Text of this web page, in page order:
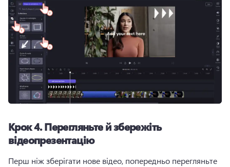
Крок 4.Перегляньте й збережіть
відеопрезентацію
Перш ніж зберігати нове відео, попередньо перегляньте